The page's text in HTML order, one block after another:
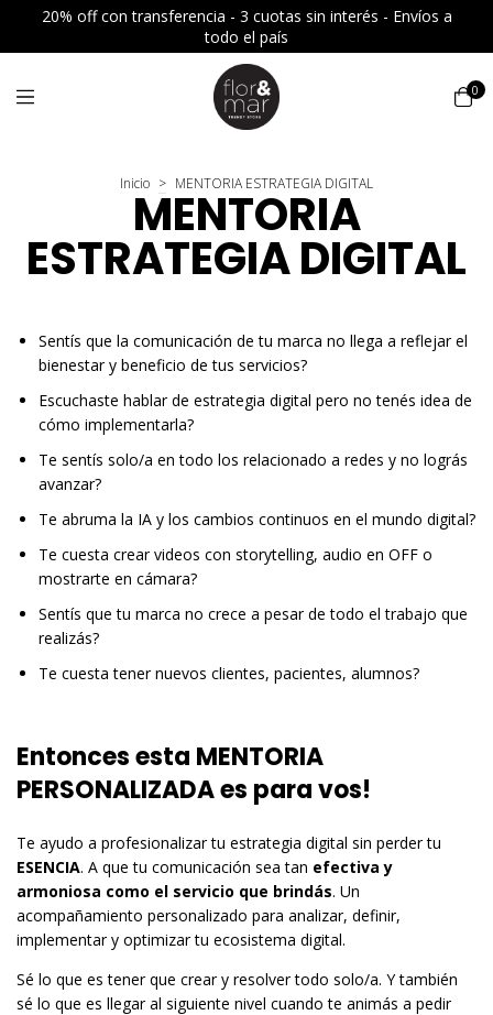
20% off con transferencia - 3 cuotas sin interés - Envíos a
todo el país
0
Inicio > MENTORIA ESTRATEGIA DIGITAL
MENTORIA
ESTRATEGIA DIGITAL
Sentís que la comunicación de tu marca no llega a reflejar el
bienestar y beneficio de tus servicios?
Escuchaste hablar de estrategia digital pero no tenés idea de
cómo implementarla?
Te sentís solo/a en todo los relacionado a redes y no lográs
avanzar?
Te abruma la IA y los cambios continuos en el mundo digital?
Te cuesta crear videos con storytelling, audio en OFF o
mostrarte en cámara?
Sentís que tu marca no crece a pesar de todo el trabajo que
realizás?
Te cuesta tener nuevos clientes, pacientes, alumnos?
Entonces esta MENTORIA
PERSONALIZADA es para vos!
Te ayudo a profesionalizar tu estrategia digital sin perder tu
ESENCIA. A que tu comunicación sea tan efectiva y
armoniosa como el servicio que brindás. Un
acompañamiento personalizado para analizar, definir,
implementar y optimizar tu ecosistema digital.
Sé lo que es tener que crear y resolver todo solo/a. Y también
sé lo que es llegar al siguiente nivel cuando te animás a pedir